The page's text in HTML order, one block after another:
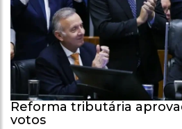
Reforma tributária
votos